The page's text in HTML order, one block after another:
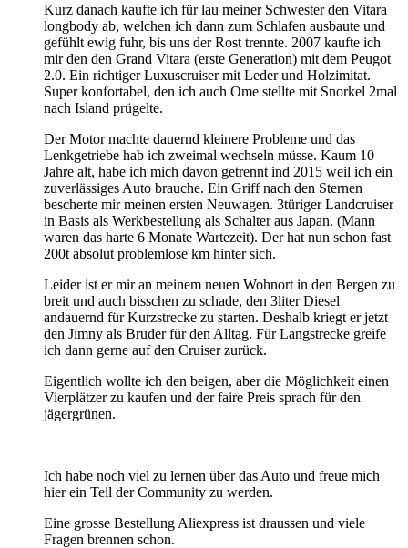
Kurz danach kaufte ich für lau meiner Schwester den Vitara
longbody ab, welchen ich dann zum Schlafen ausbaute und
gefühlt ewig fuhr, bis uns der Rost trennte. 2007 kaufte ich
mir den den Grand Vitara (erste Generation) mit dem Peugot
2.0. Ein richtiger Luxuscruiser mit Leder und Holzimitat.
Super konfortabel, den ich auch Ome stellte mit Snorkel 2mal
nach Island prügelte.
Der Motor machte dauernd kleinere Probleme und das
Lenkgetriebe hab ich zweimal wechseln müsse. Kaum 10
Jahre alt, habe ich mich davon getrennt ind 2015 weil ich ein
zuverlässiges Auto brauche. Ein Griff nach den Sternen
bescherte mir meinen ersten Neuwagen. 3türiger Landcruiser
in Basis als Werkbestellung als Schalter aus Japan. (Mann
waren das harte 6 Monate Wartezeit). Der hat nun schon fast
200t absolut problemlose km hinter sich.
Leider ist er mir an meinem neuen Wohnort in den Bergen zu
breit und auch bisschen zu schade, den 3liter Diesel
andauernd für Kurzstrecke zu starten. Deshalb kriegt er jetzt
den Jimny als Bruder für den Alltag. Für Langstrecke greife
ich dann gerne auf den Cruiser zurück.
Eigentlich wollte ich den beigen, aber die Möglichkeit einen
Vierplätzer zu kaufen und der faire Preis sprach für den
jägergrünen.
Ich habe noch viel zu lernen über das Auto und freue mich
hier ein Teil der Community zu werden.
Eine grosse Bestellung Aliexpress ist draussen und viele
Fragen brennen schon.